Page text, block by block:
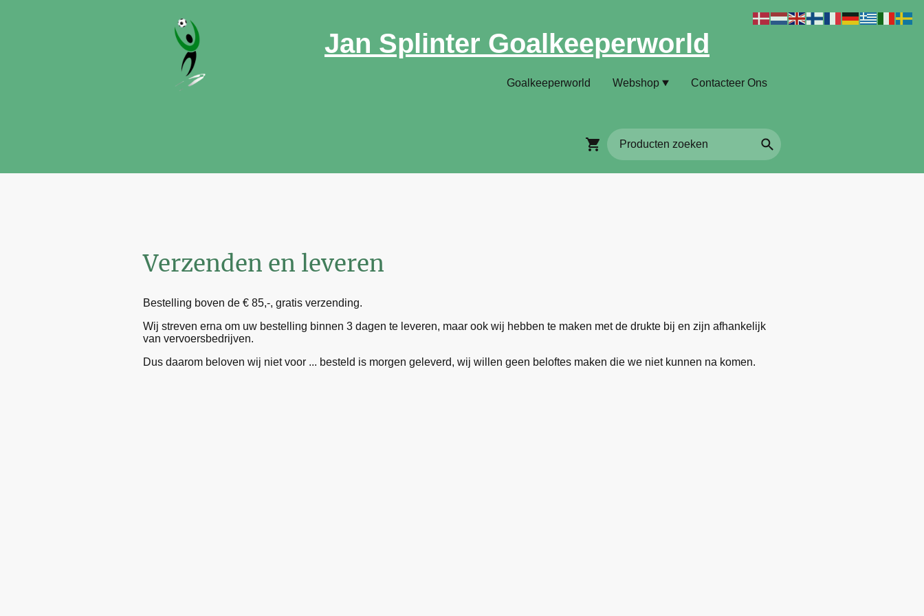
Jan Splinter Goalkeeperworld
Goalkeeperworld Webshop Contacteer Ons
Verzenden en leveren
Bestelling boven de € 85,-, gratis verzending.
Wij streven erna om uw bestelling binnen 3 dagen te leveren, maar ook wij hebben te maken met de drukte bij en zijn afhankelijk
van vervoersbedrijven.
Dus daarom beloven wij niet voor ... besteld is morgen geleverd, wij willen geen beloftes maken die we niet kunnen na komen.